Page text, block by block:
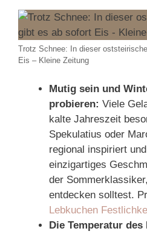
Trotz Schnee: In dieser
Eis – Kleine Zeitung
Mutig sein und
probieren: Viele
kalte Jahreszeit
Spekulatius oder
regional inspiriert
einzigartiges
der
entdecken solltest.
Lebkuchen
Die Temperatur des